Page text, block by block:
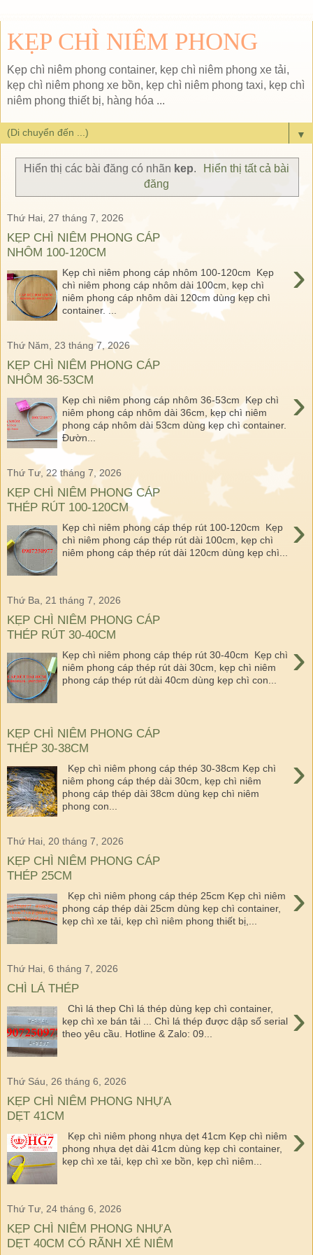
KẸP CHÌ NIÊM PHONG
Kẹp chì niêm phong container, kẹp chì niêm phong xe tải,
kẹp chì niêm phong xe bồn, kẹp chì niêm phong taxi, kẹp chì
niêm phong thiết bị, hàng hóa ...
▼
Hiển thị các bài đăng có nhãn kep.
Hiển thị tất cả bài
đăng
Thứ Hai, 27 tháng 7, 2026
KẸP CHÌ NIÊM PHONG CÁP
NHÔM 100-120CM
›
Kẹp chì niêm phong cáp nhôm 100-120cm Kẹp
chì niêm phong cáp nhôm dài 100cm, kẹp chì
niêm phong cáp nhôm dài 120cm dùng kẹp chì
container. ...
Thứ Năm, 23 tháng 7, 2026
KẸP CHÌ NIÊM PHONG CÁP
NHÔM 36-53CM
›
Kẹp chì niêm phong cáp nhôm 36-53cm Kẹp chì
niêm phong cáp nhôm dài 36cm, kẹp chì niêm
phong cáp nhôm dài 53cm dùng kẹp chì container.
Đườn...
Thứ Tư, 22 tháng 7, 2026
KẸP CHÌ NIÊM PHONG CÁP
THÉP RÚT 100-120CM
›
Kẹp chì niêm phong cáp thép rút 100-120cm Kẹp
chì niêm phong cáp thép rút dài 100cm, kẹp chì
niêm phong cáp thép rút dài 120cm dùng kẹp chì...
Thứ Ba, 21 tháng 7, 2026
KẸP CHÌ NIÊM PHONG CÁP
THÉP RÚT 30-40CM
›
Kẹp chì niêm phong cáp thép rút 30-40cm Kẹp chì
niêm phong cáp thép rút dài 30cm, kẹp chì niêm
phong cáp thép rút dài 40cm dùng kẹp chì con...
KẸP CHÌ NIÊM PHONG CÁP
THÉP 30-38CM
›
Kẹp chì niêm phong cáp thép 30-38cm Kẹp chì
niêm phong cáp thép dài 30cm, kẹp chì niêm
phong cáp thép dài 38cm dùng kẹp chì niêm
phong con...
Thứ Hai, 20 tháng 7, 2026
KẸP CHÌ NIÊM PHONG CÁP
THÉP 25CM
›
Kẹp chì niêm phong cáp thép 25cm Kẹp chì niêm
phong cáp thép dài 25cm dùng kẹp chì container,
kẹp chì xe tải, kẹp chì niêm phong thiết bị,...
Thứ Hai, 6 tháng 7, 2026
CHÌ LÁ THÉP
›
Chì lá thep Chì lá thép dùng kẹp chì container,
kẹp chì xe bán tải ... Chì lá thép được dập số serial
theo yêu cầu. Hotline & Zalo: 09...
Thứ Sáu, 26 tháng 6, 2026
KẸP CHÌ NIÊM PHONG NHỰA
DẸT 41CM
›
Kẹp chì niêm phong nhựa dẹt 41cm Kẹp chì niêm
phong nhựa dẹt dài 41cm dùng kẹp chì container,
kẹp chì xe tải, kẹp chì xe bồn, kẹp chì niêm...
Thứ Tư, 24 tháng 6, 2026
KẸP CHÌ NIÊM PHONG NHỰA
DẸT 40CM CÓ RÃNH XÉ NIÊM